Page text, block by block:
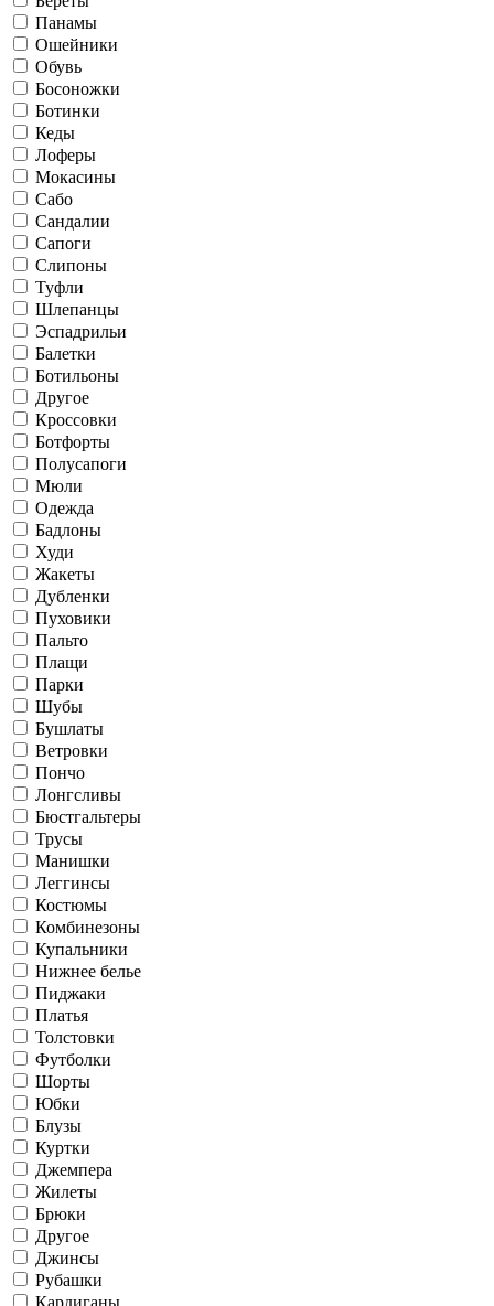
Панамы
Ошейники
Обувь
Босоножки
Ботинки
Кеды
Лоферы
Мокасины
Сабо
Сандалии
Сапоги
Слипоны
Туфли
Шлепанцы
Эспадрильи
Балетки
Ботильоны
Другое
Кроссовки
Ботфорты
Полусапоги
Мюли
Одежда
Бадлоны
Худи
Жакеты
Дубленки
Пуховики
Пальто
Плащи
Парки
Шубы
Бушлаты
Ветровки
Пончо
Лонгсливы
Бюстгальтеры
Трусы
Манишки
Леггинсы
Костюмы
Комбинезоны
Купальники
Нижнее белье
Пиджаки
Платья
Толстовки
Футболки
Шорты
Юбки
Блузы
Куртки
Джемпера
Жилеты
Брюки
Другое
Джинсы
Рубашки
Кардиганы